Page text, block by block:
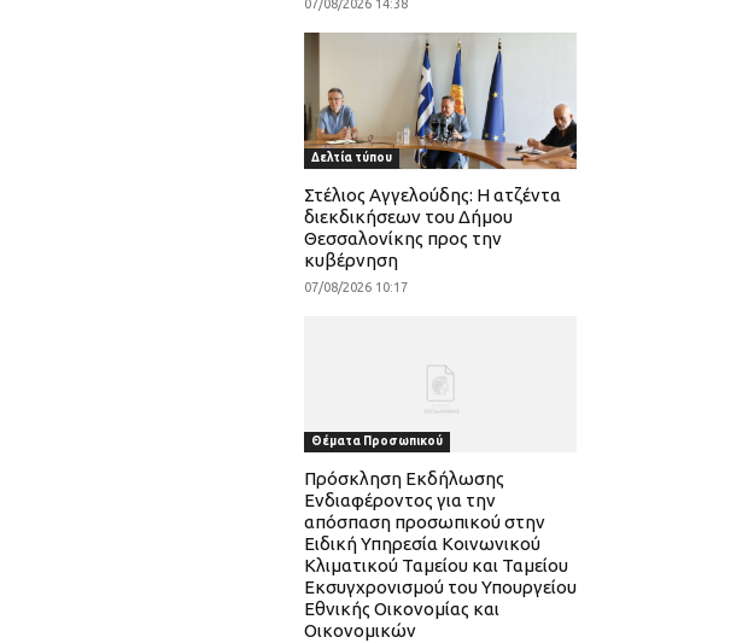
07/08/2026 14:38
Δελτία τύπου
Στέλιος Αγγελούδης: Η ατζέντα
διεκδικήσεων του Δήμου
Θεσσαλονίκης προς την
κυβέρνηση
07/08/2026 10:17
Θέματα Προσωπικού
Πρόσκληση Εκδήλωσης
Ενδιαφέροντος για την
απόσπαση προσωπικού στην
Ειδική Υπηρεσία Κοινωνικού
Κλιματικού Ταμείου και Ταμείου
Εκσυγχρονισμού του Υπουργείου
Εθνικής Οικονομίας και
Οικονομικών